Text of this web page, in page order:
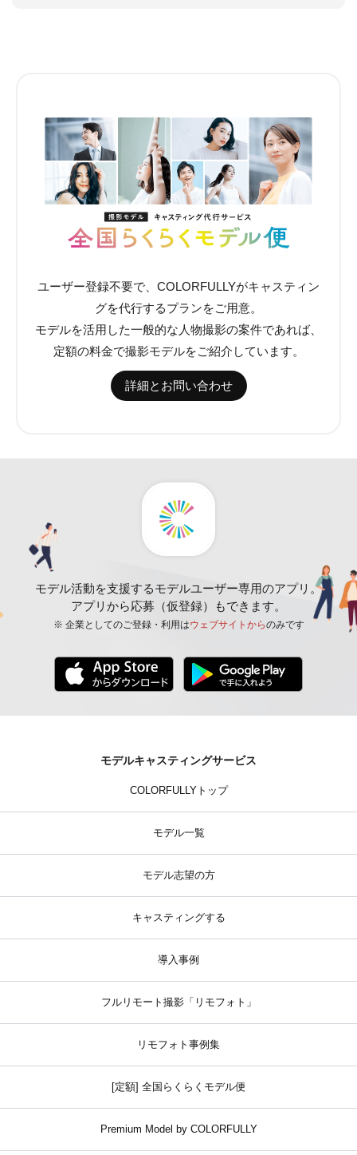
ユーザー登録不要で、COLORFULLYがキャスティン
グを代行するプランをご用意。
モデルを活用した一般的な人物撮影の案件であれば、
定額の料金で撮影モデルをご紹介しています。
詳細とお問い合わせ
モデル活動を支援するモデルユーザー専用のアプリ。
アプリから応募（仮登録）もできます。
※ 企業としてのご登録・利用はウェブサイトからのみです
モデルキャスティングサービス
COLORFULLYトップ
モデル一覧
モデル志望の方
キャスティングする
導入事例
フルリモート撮影「リモフォト」
リモフォト事例集
[定額] 全国らくらくモデル便
Premium Model by COLORFULLY